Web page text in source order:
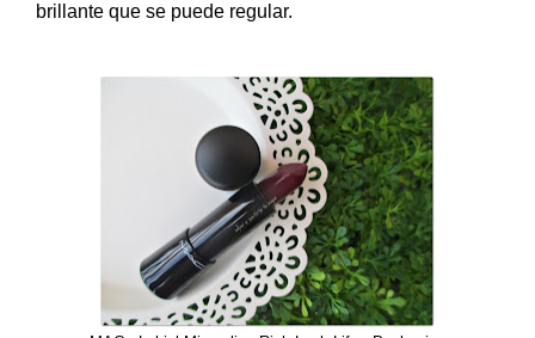
brillante que se puede regular.